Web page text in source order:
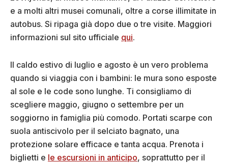
e a molti altri musei comunali, oltre a corse illimitate in
autobus. Si ripaga già dopo due o tre visite. Maggiori
informazioni sul sito ufficiale qui.
Il caldo estivo di luglio e agosto è un vero problema
quando si viaggia con i bambini: le mura sono esposte
al sole e le code sono lunghe. Ti consigliamo di
scegliere maggio, giugno o settembre per un
soggiorno in famiglia più comodo. Portati scarpe con
suola antiscivolo per il selciato bagnato, una
protezione solare efficace e tanta acqua. Prenota i
biglietti e le escursioni in anticipo, soprattutto per il